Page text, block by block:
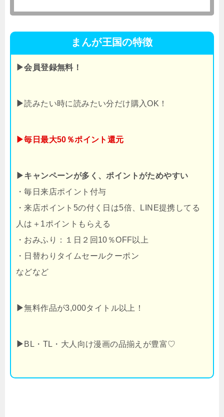
まんが王国の特徴
▶会員登録無料！
▶読みたい時に読みたい分だけ購入OK！
▶毎日最大50％ポイント還元
▶キャンペーンが多く、ポイントがためやすい
・毎日来店ポイント付与
・来店ポイント5の付く日は5倍、LINE提携してる
人は＋1ポイントもらえる
・おみふり：１日２回10％OFF以上
・日替わりタイムセールクーポン
などなど
▶無料作品が3,000タイトル以上！
▶ BL・TL・大人向け漫画の品揃えが豊富♡